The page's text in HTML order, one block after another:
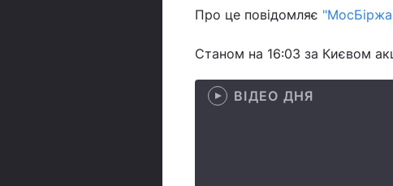
Про це повідомляє
Станом на 16:03 за Києвом
ВІДЕО ДНЯ